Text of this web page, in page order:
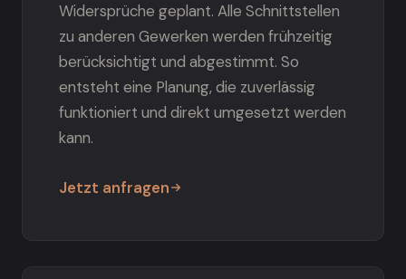
Widersprüche geplant. Alle Schnittstellen
zu anderen Gewerken werden frühzeitig
berücksichtigt und abgestimmt. So
entsteht eine Planung, die zuverlässig
funktioniert und direkt umgesetzt werden
kann.
Jetzt anfragen